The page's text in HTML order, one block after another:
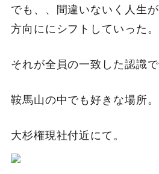
でも、、間違いないく人生
方向ににシフトしていった。
それが全員の一致した認識で
鞍馬山の中でも好きな場所。
大杉権現社付近にて。